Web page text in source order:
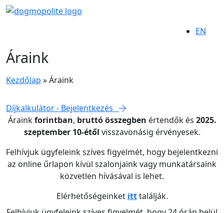
EN
Áraink
Kezdőlap »Áraink
Díjkalkulátor - Bejelentkezés
Árainkforintban, bruttó összegben értendők és 2025.
szeptember 10-étől visszavonásig érvényesek.
Felhívjuk ügyfeleink szíves figyelmét, hogy bejelentkezni
az online űrlapon kívül szalonjaink vagy munkatársaink
közvetlen hívásával is lehet.
Elérhetőségeinket itttalálják.